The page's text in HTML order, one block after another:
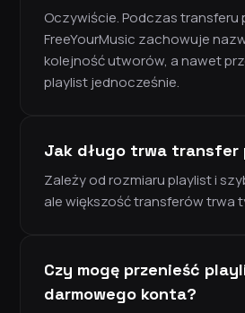
Oczywiście. Podczas transferu
FreeYourMusic zachowuje
kolejność utworów, a nawet
playlist jednocześnie.
Jak długo trwa transfer
Zależy od rozmiaru playlist i
ale większość transferów trwa
Czy mogę przenieść
darmowego konta?